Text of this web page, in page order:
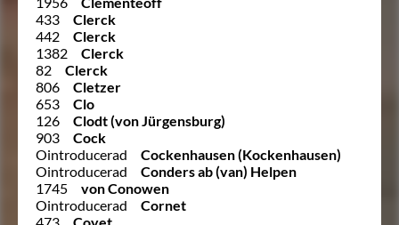
433
Clerck
442
Clerck
1382
Clerck
82
Clerck
806
Cletzer
653
Clo
126
Clodt (von Jürgensburg)
903
Cock
Ointroducerad
Cockenhausen (Kockenhausen)
Ointroducerad
Conders ab (van) Helpen
1745
von Conowen
Ointroducerad
Cornet
473
Coyet